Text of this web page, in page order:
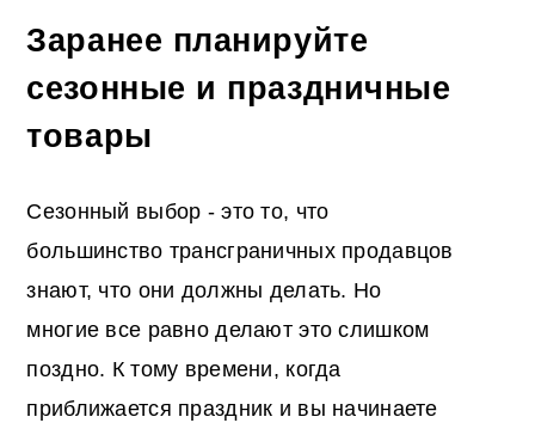
Заранее планируйте
сезонные и праздничные
товары
Сезонный выбор - это то, что
большинство трансграничных продавцов
знают, что они должны делать. Но
многие все равно делают это слишком
поздно. К тому времени, когда
приближается праздник и вы начинаете